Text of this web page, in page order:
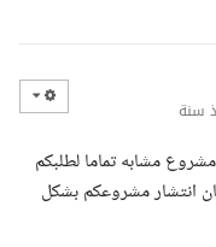
سنة
مشابه تماما لطلبكم
انتشار مشروعكم بشكل